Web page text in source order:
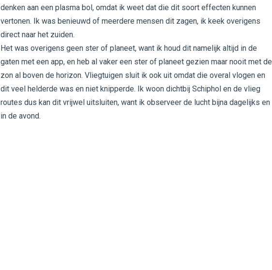
denken aan een plasma bol, omdat ik weet dat die dit soort effecten kunnen
vertonen. Ik was benieuwd of meerdere mensen dit zagen, ik keek overigens
direct naar het zuiden.
Het was overigens geen ster of planeet, want ik houd dit namelijk altijd in de
gaten met een app, en heb al vaker een ster of planeet gezien maar nooit met de
zon al boven de horizon. Vliegtuigen sluit ik ook uit omdat die overal vlogen en
dit veel helderde was en niet knipperde. Ik woon dichtbij Schiphol en de vlieg
routes dus kan dit vrijwel uitsluiten, want ik observeer de lucht bijna dagelijks en
in de avond.